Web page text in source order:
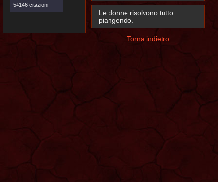
54146 citazioni
Le donne risolvono tutto
piangendo.
Torna indietro